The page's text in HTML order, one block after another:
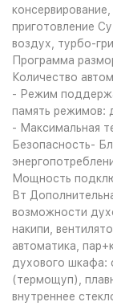
приготовление
воздух, турбо-
Программа
Количество
- Режим
память режимов:
- Максимальная
Безопасность-
Мощность
Вт
возможности
накипи,
автоматика,
духового шкафа:
(термощуп),
внутреннее